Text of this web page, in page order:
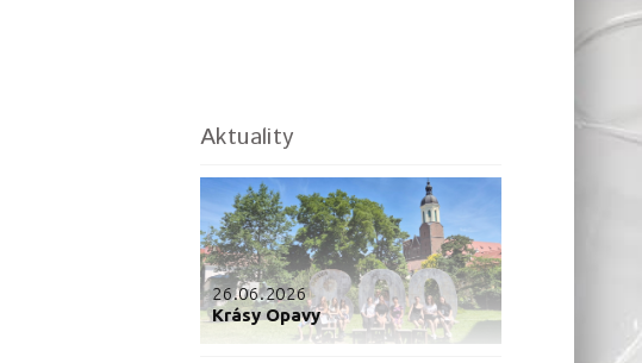
Aktuality
26.06.2026
Krásy Opavy